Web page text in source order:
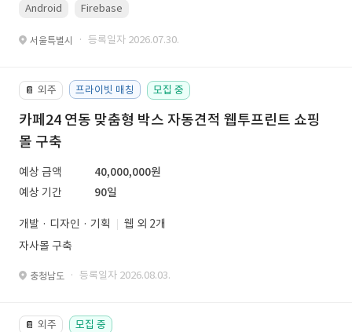
Android Firebase
서울특별시 · 등록일자 2026.07.30.
📔 외주 프라이빗 매칭 모집 중
카페24 연동 맞춤형 박스 자동견적 웹투프린트 쇼핑
몰 구축
예상 금액
40,000,000원
예상 기간
90일
개발 · 디자인 · 기획
웹 외 2개
자사몰 구축
충청남도 · 등록일자 2026.08.03.
📔 외주 모집 중